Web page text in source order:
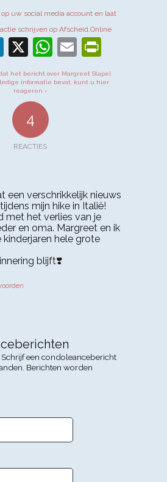
uw social media account en laat
schrijven op Afscheid.Online
LinkedIn
X WhatsApp
Email
het bericht over Margreet Stapel
informatie bevat, kunt u hier
reageren ›
4
REACTIES
een verschrikkelijk nieuws
mijn hike in Italië!
met het verlies van je
en oma. Margreet en ik
kinderjaren hele grote
blijft❣️
een condoleancebericht
Berichten worden